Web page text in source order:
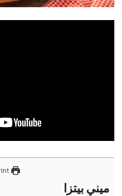
Print
ميني بيتزا